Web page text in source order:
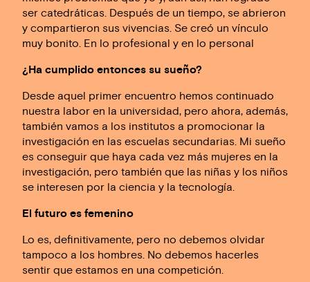
ser catedráticas. Después de un tiempo, se abrieron
y compartieron sus vivencias. Se creó un vínculo
muy bonito. En lo profesional y en lo personal
¿Ha cumplido entonces su sueño?
Desde aquel primer encuentro hemos continuado
nuestra labor en la universidad, pero ahora, además,
también vamos a los institutos a promocionar la
investigación en las escuelas secundarias. Mi sueño
es conseguir que haya cada vez más mujeres en la
investigación, pero también que las niñas y los niños
se interesen por la ciencia y la tecnología.
El futuro es femenino
Lo es, definitivamente, pero no debemos olvidar
tampoco a los hombres. No debemos hacerles
sentir que estamos en una competición.